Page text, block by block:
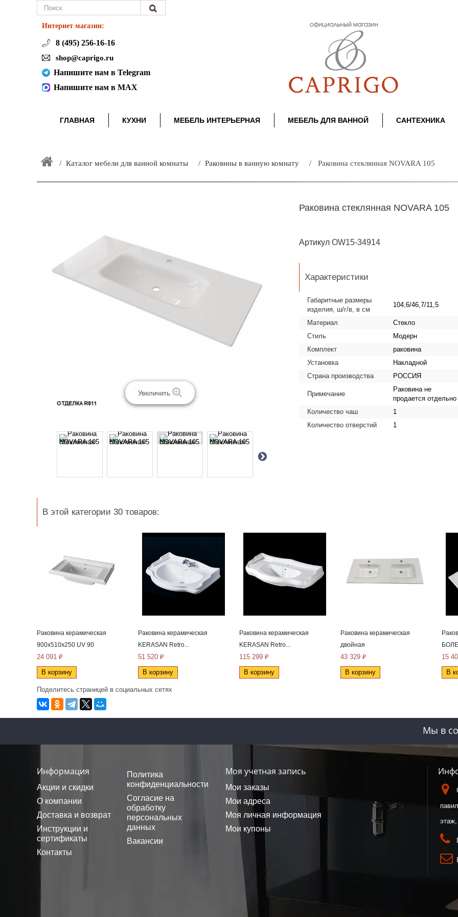
Интернет магазин:
8 (495) 256-16-16
shop@caprigo.ru
Напишите нам в Telegram
Напишите нам в MAX
ГЛАВНАЯ КУХНИ МЕБЕЛЬ ИНТЕРЬЕРНАЯ МЕБЕЛЬ ДЛЯ ВАННОЙ САНТЕХНИКА
Каталог мебели для ванной комнаты Раковины в ванную комнату Раковина стеклянная NOVARA 105
Увеличить
Раковина стеклянная NOVARA 105
Артикул OW15-34914
Характеристики
Габаритные размеры
изделия, ш/г/в, в см
104,6/46,7/11,5
Материал
Стекло
Стиль
Модерн
Комплект
раковина
Установка
Накладной
Страна производства
РОССИЯ
Примечание
Раковина не
продается отдельно
Количество чаш
1
Количество отверстий
1
В этой категории 30 товаров:
Раковина керамическая
900x510x250 UV 90
24 091 ₽
В корзину
Раковина керамическая
KERASAN Retro...
51 520 ₽
В корзину
Раковина керамическая
KERASAN Retro...
115 299 ₽
В корзину
Раковина керамическая
двойная
43 329 ₽
В корзину
15
В
Поделитесь страницей в социальных сетях
Мы в
Информация
Акции и скидки
О компании
Доставка и возврат
Инструкции и
сертификаты
Контакты
Политика
конфиденциальности
Согласие на
обработку
персональных
данных
Вакансии
Моя учетная запись
Мои заказы
Мои адреса
Моя личная информация
Мои купоны